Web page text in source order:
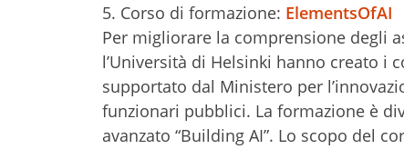
5. Corso di formazione: ElementsOfAI
Per migliorare la comprensione degli
l’Università di Helsinki hanno creato i
supportato dal Ministero per
funzionari pubblici. La formazione è
avanzato “Building AI”. Lo scopo del